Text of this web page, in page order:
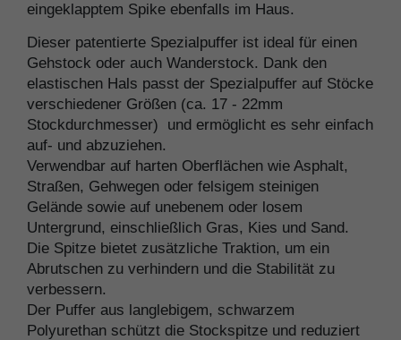
eingeklapptem Spike ebenfalls im Haus.
Dieser patentierte Spezialpuffer ist ideal für einen
Gehstock oder auch Wanderstock. Dank den
elastischen Hals passt der Spezialpuffer auf Stöcke
verschiedener Größen (ca. 17 - 22mm
Stockdurchmesser) und ermöglicht es sehr einfach
auf- und abzuziehen.
Verwendbar auf harten Oberflächen wie Asphalt,
Straßen, Gehwegen oder felsigem steinigen
Gelände sowie auf unebenem oder losem
Untergrund, einschließlich Gras, Kies und Sand.
Die Spitze bietet zusätzliche Traktion, um ein
Abrutschen zu verhindern und die Stabilität zu
verbessern.
Der Puffer aus langlebigem, schwarzem
Polyurethan schützt die Stockspitze und reduziert